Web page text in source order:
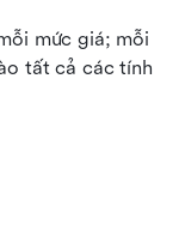
mức giá; mỗi
tất cả các tính